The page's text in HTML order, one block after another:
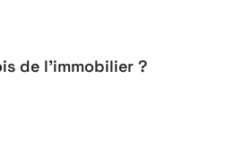
de l’immobilier ?